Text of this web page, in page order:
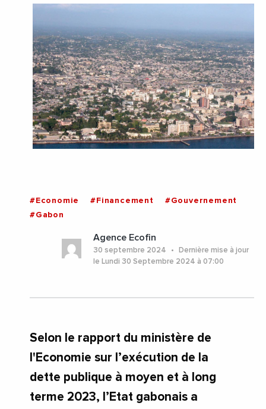
#Economie #Financement
#Gouvernement
#Gabon
Agence Ecofin
30 septembre 2024
Dernière mise à jour
le Lundi 30 Septembre 2024 à 07:00
Selon le rapport du ministère de
l'Economie sur l’exécution de la
dette publique à moyen et à long
terme 2023, l’Etat gabonais a